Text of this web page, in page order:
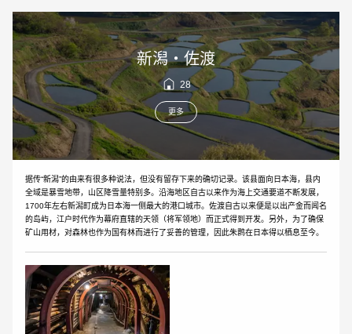
新潟・佐渡
28
更多
据传“新潟”的由来有很多种说法，但没有留存下来的确切记录。该县面向日本海，县内
全域是暴雪地带，山区降雪量特别多。沿海地区自古以来作为海上交通要道不断发展，
1700年左右新潟町成为日本海一侧最大的港口城市。佐渡自古以来便是以出产金而闻名
的岛屿，江户时代作为幕府直辖的天领（将军领地）而正式得到开发。另外，为了确保
矿山用材，对森林也作为国有林而进行了妥善的管理，因此朱鹮在日本得以栖息至今。